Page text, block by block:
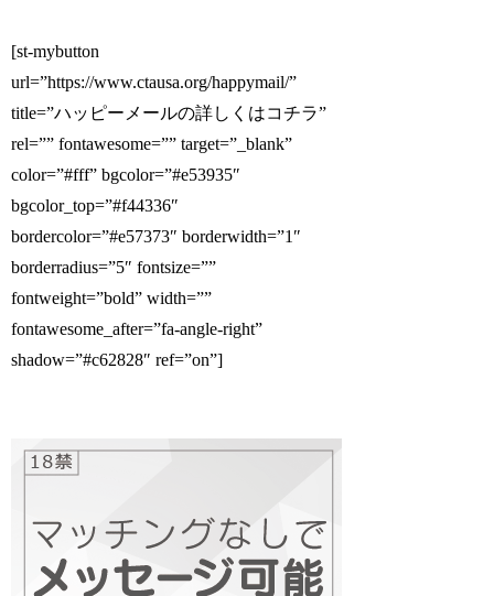
[st-mybutton
url=”https://www.ctausa.org/happymail/”
title=”ハッピーメールの詳しくはコチラ”
rel=”” fontawesome=”” target=”_blank”
color=”#fff” bgcolor=”#e53935″
bgcolor_top=”#f44336″
bordercolor=”#e57373″ borderwidth=”1″
borderradius=”5″ fontsize=””
fontweight=”bold” width=””
fontawesome_after=”fa-angle-right”
shadow=”#c62828″ ref=”on”]